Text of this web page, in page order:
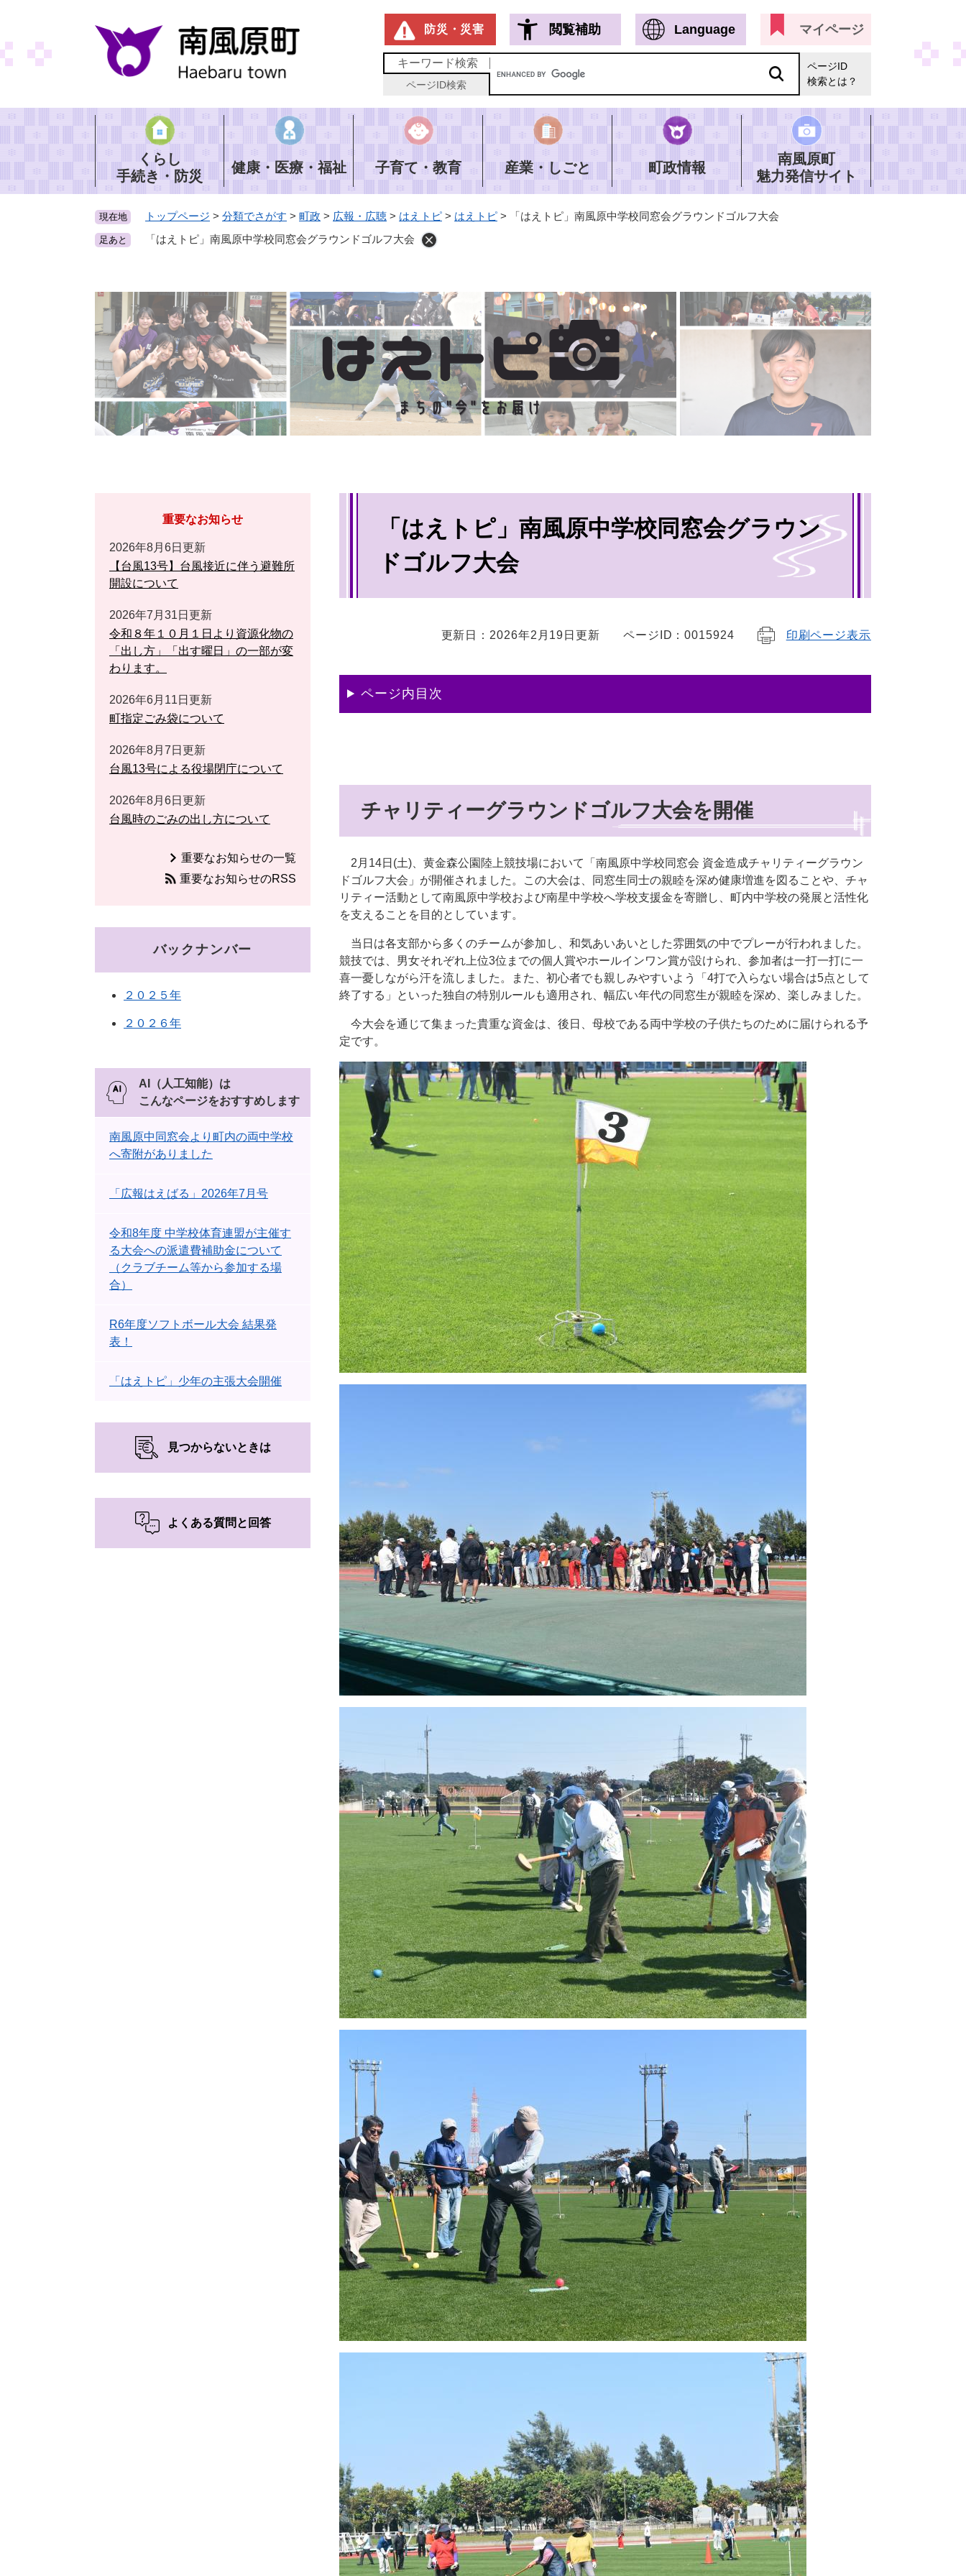
ジ
の
で
す
。
防災・災害 閲覧補助 Language マイページ
キーワード検索
ページID検索
ページID
検索とは？
くらし
手続き・防災
健康・医療・福祉 子育て・教育 産業・しごと 町政情報
南風原町
魅力発信サイト
現在地 トップページ > 分類でさがす > 町政 > 広報・広聴 > はえトピ > はえトピ > 「はえトピ」南風原中学校同窓会グラウンドゴルフ大会
足あと 「はえトピ」南風原中学校同窓会グラウンドゴルフ大会
「はえトピ」南風原中学校同窓会グラウン
ドゴルフ大会
更新日：2026年2月19日更新 ページID：0015924 印刷ページ表示
ページ内目次
チャリティーグラウンドゴルフ大会を開催
2月14日(土)、黄金森公園陸上競技場において「南風原中学校同窓会 資金造成チャリティーグラウン
ドゴルフ大会」が開催されました。この大会は、同窓生同士の親睦を深め健康増進を図ることや、チャ
リティー活動として南風原中学校および南星中学校へ学校支援金を寄贈し、町内中学校の発展と活性化
を支えることを目的としています。
当日は各支部から多くのチームが参加し、和気あいあいとした雰囲気の中でプレーが行われました。
競技では、男女それぞれ上位3位までの個人賞やホールインワン賞が設けられ、参加者は一打一打に一
喜一憂しながら汗を流しました。また、初心者でも親しみやすいよう「4打で入らない場合は5点として
終了する」といった独自の特別ルールも適用され、幅広い年代の同窓生が親睦を深め、楽しみました。
今大会を通じて集まった貴重な資金は、後日、母校である両中学校の子供たちのために届けられる予
定です。
重要なお知らせ
2026年8月6日更新
【台風13号】台風接近に伴う避難所
開設について
2026年7月31日更新
令和８年１０月１日より資源化物の
「出し方」「出す曜日」の一部が変
わります。
2026年6月11日更新
町指定ごみ袋について
2026年8月7日更新
台風13号による役場閉庁について
2026年8月6日更新
台風時のごみの出し方について
重要なお知らせの一覧
重要なお知らせのRSS
バックナンバー
２０２５年
２０２６年
AI（人工知能）は
こんなページをおすすめします
南風原中同窓会より町内の両中学校
へ寄附がありました
「広報はえばる」2026年7月号
令和8年度 中学校体育連盟が主催す
る大会への派遣費補助金について
（クラブチーム等から参加する場
合）
R6年度ソフトボール大会 結果発
表！
「はえトピ」少年の主張大会開催
見つからないときは
よくある質問と回答